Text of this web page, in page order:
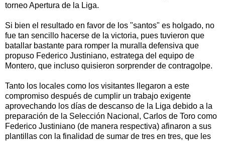
torneo Apertura de la Liga.
Si bien el resultado en favor de los "santos" es holgado, no
fue tan sencillo hacerse de la victoria, pues tuvieron que
batallar bastante para romper la muralla defensiva que
propuso Federico Justiniano, estratega del equipo de
Montero, que incluso quisieron sorprender de contragolpe.
Tanto los locales como los visitantes llegaron a este
compromiso después de cumplir un trabajo exigente
aprovechando los días de descanso de la Liga debido a la
preparación de la Selección Nacional, Carlos de Toro como
Federico Justiniano (de manera respectiva) afinaron a sus
plantillas con la finalidad de sumar de tres en tres, que les